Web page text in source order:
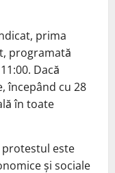
prima
programată
Dacă
începând cu 28
în toate
protestul este
și sociale